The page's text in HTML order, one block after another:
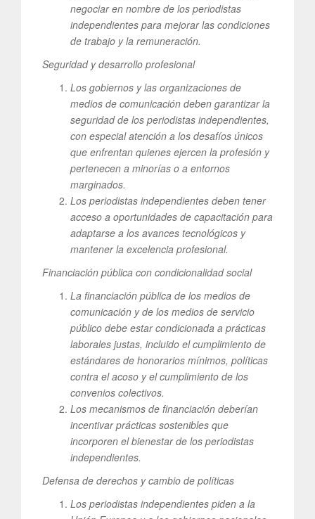
negociar en nombre de los periodistas
independientes para mejorar las condiciones
de trabajo y la remuneración.
Seguridad y desarrollo profesional
Los gobiernos y las organizaciones de
medios de comunicación deben garantizar la
seguridad de los periodistas independientes,
con especial atención a los desafíos únicos
que enfrentan quienes ejercen la profesión y
pertenecen a minorías o a entornos
marginados.
Los periodistas independientes deben tener
acceso a oportunidades de capacitación para
adaptarse a los avances tecnológicos y
mantener la excelencia profesional.
Financiación pública con condicionalidad social
La financiación pública de los medios de
comunicación y de los medios de servicio
público debe estar condicionada a prácticas
laborales justas, incluido el cumplimiento de
estándares de honorarios mínimos, políticas
contra el acoso y el cumplimiento de los
convenios colectivos.
Los mecanismos de financiación deberían
incentivar prácticas sostenibles que
incorporen el bienestar de los periodistas
independientes.
Defensa de derechos y cambio de políticas
Los periodistas independientes piden a la